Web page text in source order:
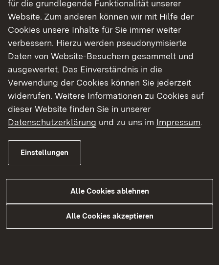
Finde dein Studium in Baden-Württemberg
für die grundlegende Funktionalität unserer
Website. Zum anderen können wir mit Hilfe der
Cookies unsere Inhalte für Sie immer weiter
verbessern. Hierzu werden pseudonymisierte
Daten von Website-Besuchern gesammelt und
ausgewertet. Das Einverständnis in die
Verwendung der Cookies können Sie jederzeit
widerrufen. Weitere Informationen zu Cookies auf
dieser Website finden Sie in unserer
Datenschutzerklärung und zu uns im Impressum.
Einstellungen
Alle Cookies ablehnen
Alle Cookies akzeptieren